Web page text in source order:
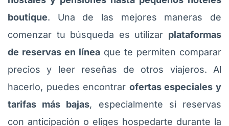
boutique. Una de las mejores maneras de
comenzar tu búsqueda es utilizar plataformas
de reservas en línea que te permiten comparar
precios y leer reseñas de otros viajeros. Al
hacerlo, puedes encontrar ofertas especiales y
tarifas más bajas, especialmente si reservas
con anticipación o eliges hospedarte durante la